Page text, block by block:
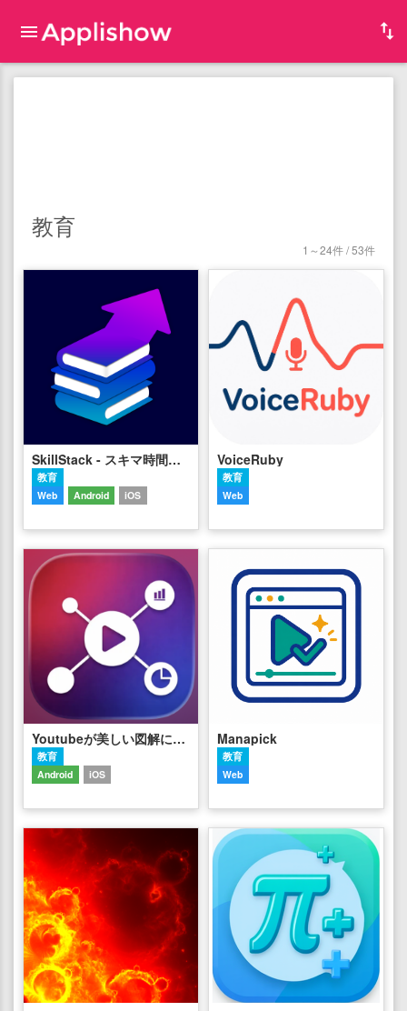
教育
1～24件 / 53件
SkillStack - スキマ時間でIT資格合格
教育
Web
Android iOS
VoiceRuby
教育
Web
Youtubeが美しい図解になる。｜InfoTube
教育
Android
iOS
Manapick
教育
Web